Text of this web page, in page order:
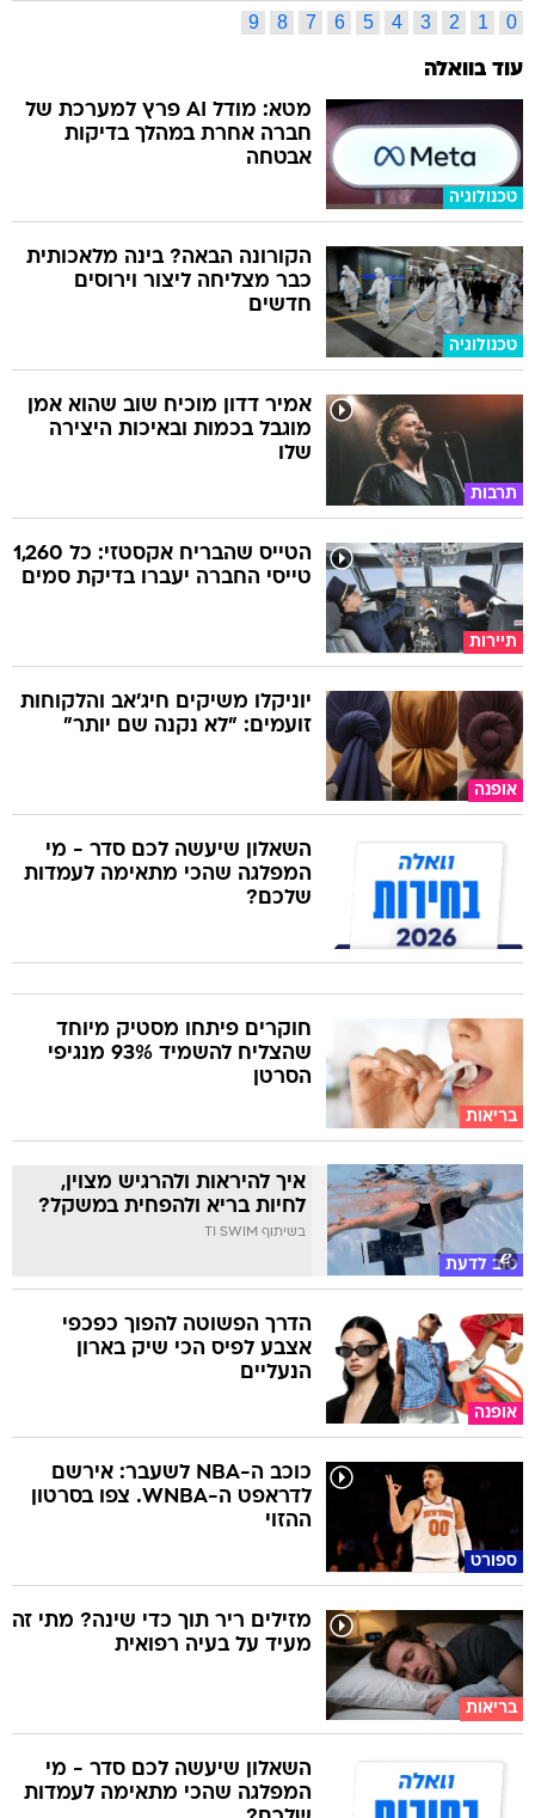
0
1
2
3
4
5
6
7
8
9
עוד בוואלה
טכנולוגיה
מטא: מודל AI פרץ למערכת של
חברה אחרת במהלך בדיקות
אבטחה
טכנולוגיה
הקורונה הבאה? בינה מלאכותית
כבר מצליחה ליצור וירוסים
חדשים
תרבות
אמיר דדון מוכיח שוב שהוא אמן
מוגבל בכמות ובאיכות היצירה
שלו
תיירות
הטייס שהבריח אקסטזי: כל 1,260
טייסי החברה יעברו בדיקת סמים
אופנה
יוניקלו משיקים חיג'אב והלקוחות
זועמים: "לא נקנה שם יותר"
השאלון שיעשה לכם סדר - מי
המפלגה שהכי מתאימה לעמדות
שלכם?
בריאות
חוקרים פיתחו מסטיק מיוחד
שהצליח להשמיד 93% מנגיפי
הסרטן
טוב לדעת
איך להיראות ולהרגיש מצוין,
לחיות בריא ולהפחית במשקל?
בשיתוף TI SWIM
אופנה
הדרך הפשוטה להפוך כפכפי
אצבע לפיס הכי שיק בארון
הנעליים
ספורט
כוכב ה-NBA לשעבר: אירשם
לדראפט ה-WNBA. צפו בסרטון
ההזוי
בריאות
מזילים ריר תוך כדי שינה? מתי זה
מעיד על בעיה רפואית
השאלון שיעשה לכם סדר - מי
המפלגה שהכי מתאימה לעמדות